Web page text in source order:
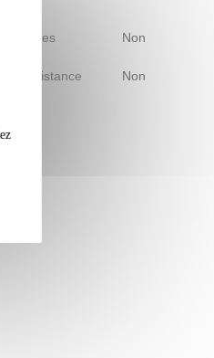
d'études Non
à distance Non